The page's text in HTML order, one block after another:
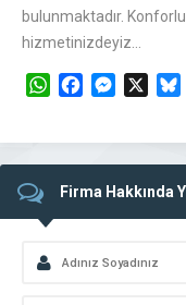
bulunmaktadır.
hizmetinizdeyiz…
WhatsAppFacebook
Firma Hakkında